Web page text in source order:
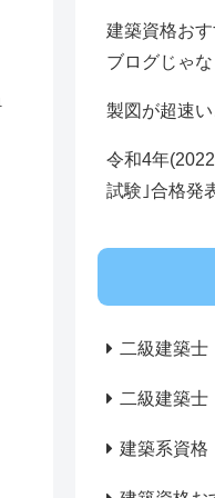
建築資格お
ブログじゃ
製図が超速
令和4年
試験｣合格発
二級建築士
二級建築士
建築系資格